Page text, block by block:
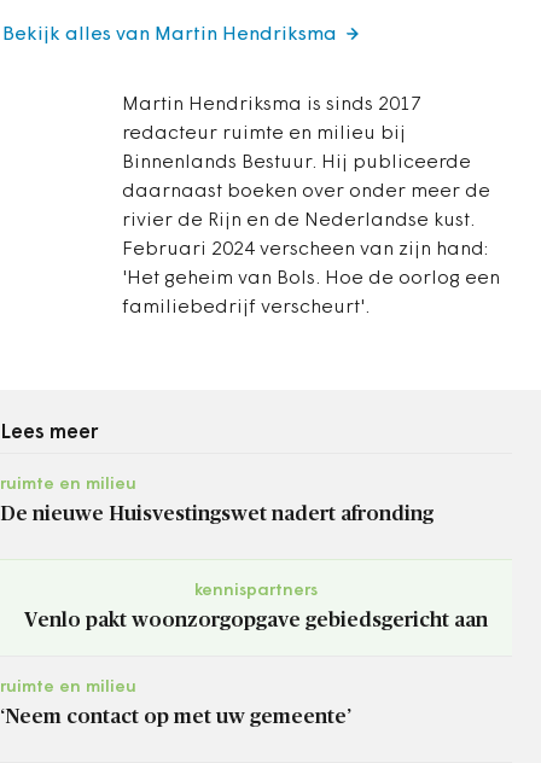
Martin Hendriksma is sinds 2017
redacteur ruimte en milieu bij
Binnenlands Bestuur. Hij publiceerde
daarnaast boeken over onder meer de
rivier de Rijn en de Nederlandse kust.
Februari 2024 verscheen van zijn hand:
'Het geheim van Bols. Hoe de oorlog een
familiebedrijf verscheurt'.
Bekijk alles van Martin Hendriksma
Lees meer
ruimte en milieu
De nieuwe Huisvestingswet nadert afronding
kennispartners
Venlo pakt woonzorgopgave gebiedsgericht aan
ruimte en milieu
‘Neem contact op met uw gemeente’